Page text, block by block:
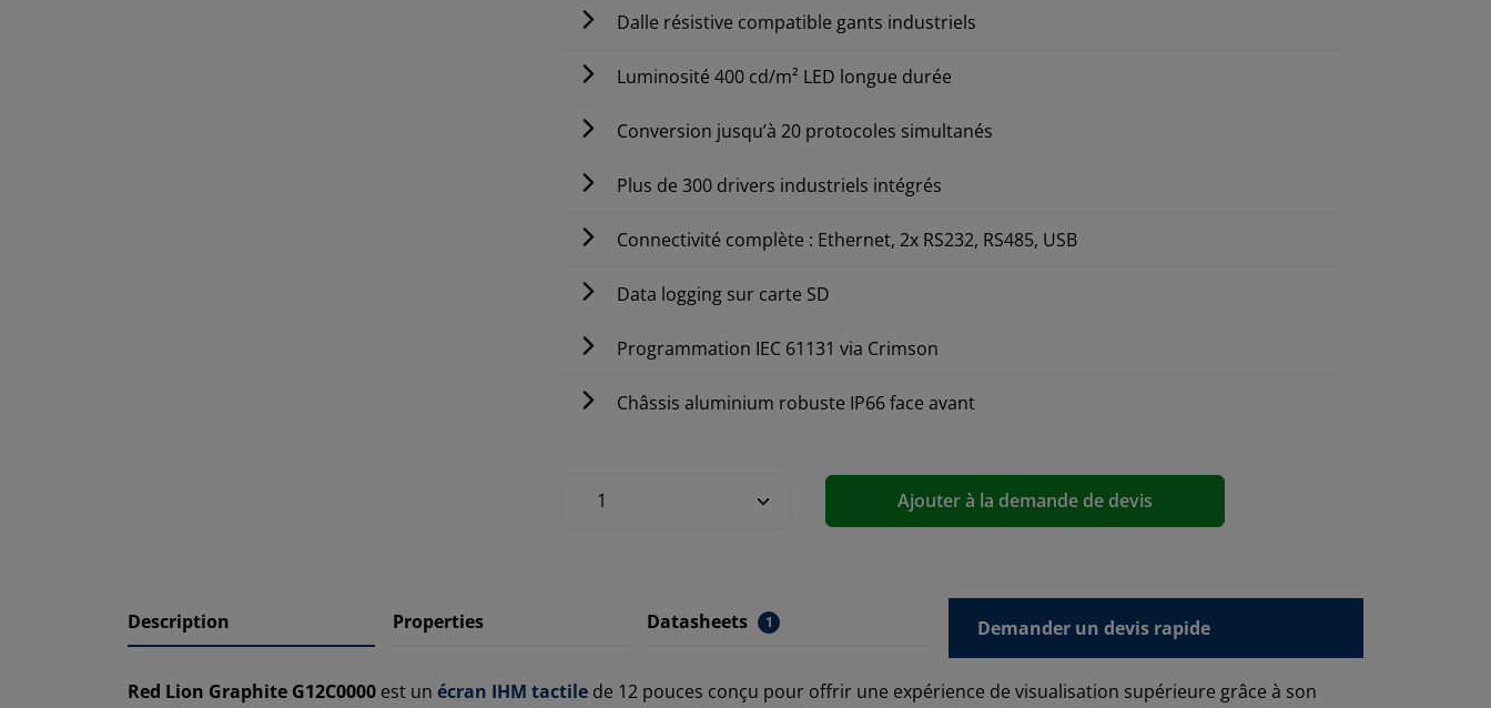
Dalle résistive compatible gants industriels
Luminosité 400 cd/m² LED longue durée
Conversion jusqu’à 20 protocoles simultanés
Plus de 300 drivers industriels intégrés
Connectivité complète : Ethernet, 2x RS232, RS485, USB
Data logging sur carte SD
Programmation IEC 61131 via Crimson
Châssis aluminium robuste IP66 face avant
Ajouter à la demande de devis
Description Properties Datasheets 1 Demander un devis rapide
Red Lion Graphite G12C0000 est un écran IHM tactile de 12 pouces conçu pour offrir une expérience de visualisation supérieure grâce à son